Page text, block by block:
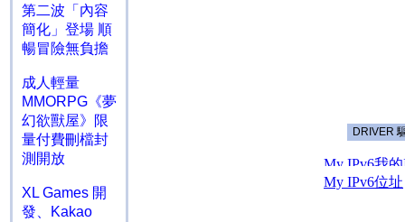
第二波「內容
簡化」登場 順
暢冒險無負擔
成人輕量
MMORPG《夢
幻欲獸屋》限
量付費刪檔封
測開放
XL Games 開
發、Kakao